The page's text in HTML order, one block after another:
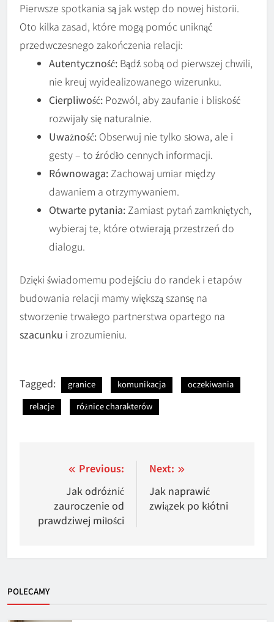
Pierwsze spotkania są jak wstęp do nowej historii.
Oto kilka zasad, które mogą pomóc uniknąć
przedwczesnego zakończenia relacji:
Autentyczność: Bądź sobą od pierwszej chwili,
nie kreuj wyidealizowanego wizerunku.
Cierpliwość: Pozwól, aby zaufanie i bliskość
rozwijały się naturalnie.
Uważność: Obserwuj nie tylko słowa, ale i
gesty – to źródło cennych informacji.
Równowaga: Zachowaj umiar między
dawaniem a otrzymywaniem.
Otwarte pytania: Zamiast pytań zamkniętych,
wybieraj te, które otwierają przestrzeń do
dialogu.
Dzięki świadomemu podejściu do randek i etapów
budowania relacji mamy większą szansę na
stworzenie trwałego partnerstwa opartego na
szacunku i zrozumieniu.
Tagged: granice komunikacja
oczekiwania
relacje
różnice charakterów
Nawigacja
wpisu
Previous:
Jak odróżnić
zauroczenie od
prawdziwej miłości
Next:
Jak naprawić
związek po kłótni
POLECAMY